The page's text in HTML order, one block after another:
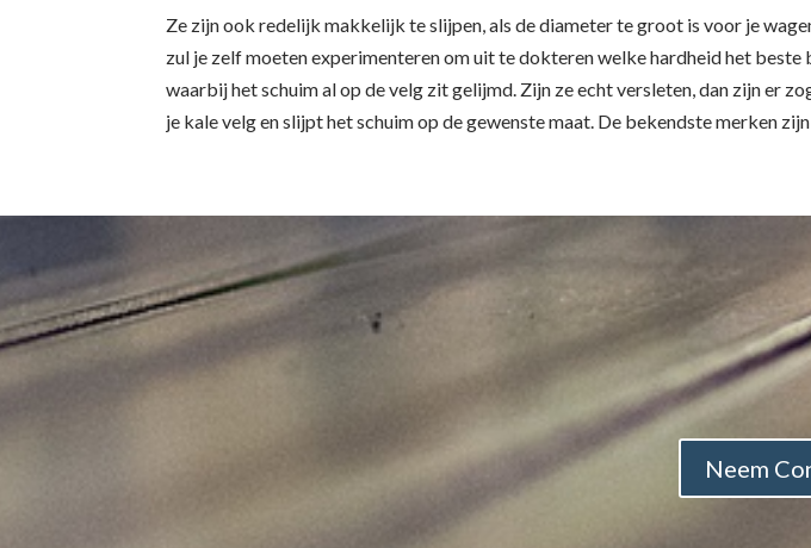
Ze zijn ook redelijk makkelijk te slijpen, als de diameter te groot is voor je
zul je zelf moeten experimenteren om uit te dokteren welke hardheid het
waarbij het schuim al op de velg zit gelijmd. Zijn ze echt versleten, dan zijn er
je kale velg en slijpt het schuim op de gewenste maat. De bekendste merken zijn
Neem